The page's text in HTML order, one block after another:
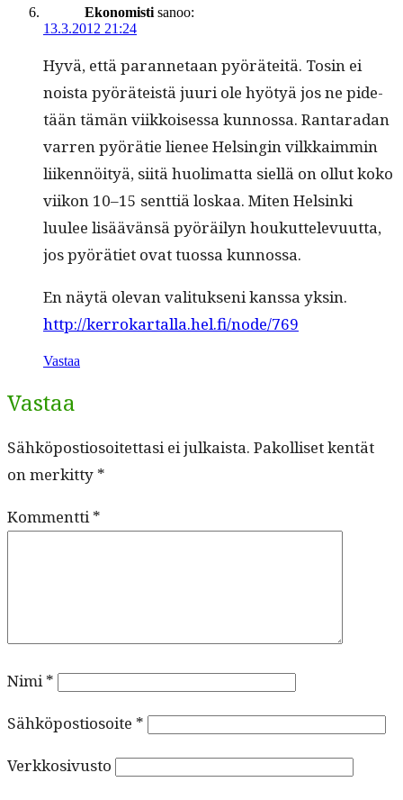
Ekonomisti sanoo:
13.3.2012 21:24
Hyvä, että paran­netaan pyöräteitä. Tosin ei
noista pyöräteistä juuri ole hyö­tyä jos ne pide­
tään tämän viikkoises­sa kun­nos­sa. Rantaradan
var­ren pyörätie lie­nee Helsin­gin vilkkaim­min
liiken­nöi­tyä, siitä huoli­mat­ta siel­lä on ollut koko
viikon 10–15 sent­tiä loskaa. Miten Helsin­ki
luulee lisäävän­sä pyöräi­lyn houkut­tele­vu­ut­ta,
jos pyöräti­et ovat tuos­sa kunnossa.
En näytä ole­van val­i­tuk­seni kanssa yksin.
http://kerrokartalla.hel.fi/node/769
Vastaa
Vastaa
Sähköpostiosoitettasi ei julkaista. Pakolliset kentät
on merkitty *
Kommentti*
Nimi*
Sähköpostiosoite *
Verkkosivusto